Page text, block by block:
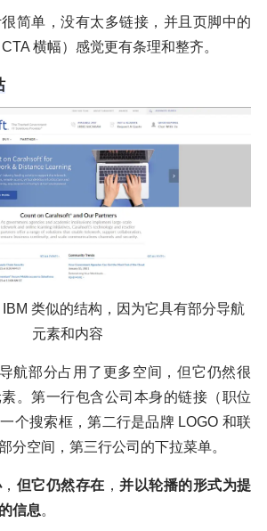
简单，没有太多链接，并且页脚中的
横幅）感觉更有条理和整齐。
类似的结构，因为它具有部分导航
元素和内容
航部分占用了更多空间，但它仍然很
。第一行包含公司本身的链接（职位
个搜索框，第二行是品牌 LOGO 和联
分空间，第三行公司的下拉菜单。
， 但它仍然存在 ， 并以轮播的形式为提
信息。